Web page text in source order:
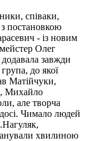
співаки,
постановкою
- із новим
Олег
завжди
до якої
Матійчуки,
Михайло
але творча
Чимало людей
хвилиною